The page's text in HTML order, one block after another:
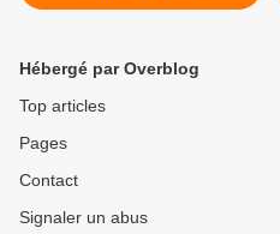
Hébergé par Overblog
Top articles
Pages
Contact
Signaler un abus